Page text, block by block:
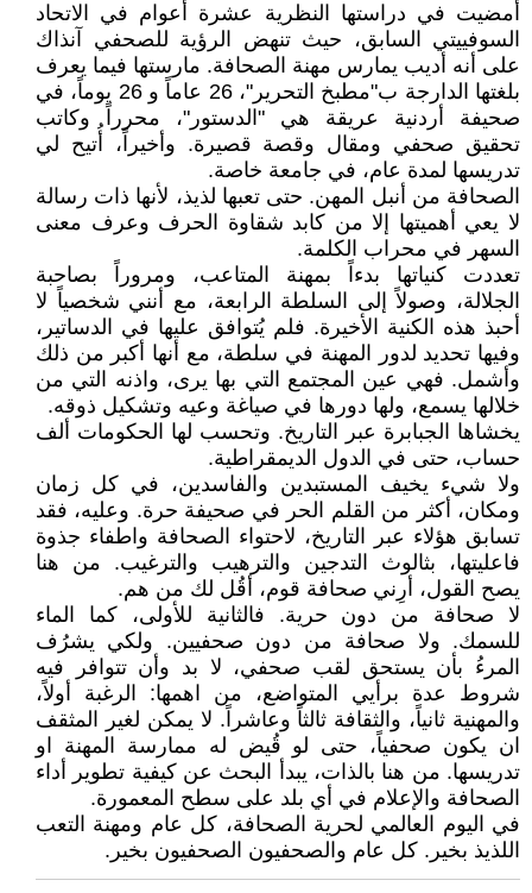
أمضيت في دراستها النظرية عشرة أعوام في الاتحاد
السوفييتي السابق، حيث تنهض الرؤية للصحفي آنذاك
على أنه أديب يمارس مهنة الصحافة. مارستها فيما يعرف
بلغتها الدارجة ب"مطبخ التحرير"، 26 عاماً و 26 يوماً، في
صحيفة أردنية عريقة هي "الدستور"، محرراً وكاتب
تحقيق صحفي ومقال وقصة قصيرة. وأخيراً، أُتيح لي
تدريسها لمدة عام، في جامعة خاصة.
الصحافة من أنبل المهن. حتى تعبها لذيذ، لأنها ذات رسالة
لا يعي أهميتها إلا من كابد شقاوة الحرف وعرف معنى
السهر في محراب الكلمة.
تعددت كنياتها بدءاً بمهنة المتاعب، ومروراً بصاحبة
الجلالة، وصولاً إلى السلطة الرابعة، مع أنني شخصياً لا
أحبذ هذه الكنية الأخيرة. فلم يُتوافق عليها في الدساتير،
وفيها تحديد لدور المهنة في سلطة، مع أنها أكبر من ذلك
وأشمل. فهي عين المجتمع التي بها يرى، واذنه التي من
خلالها يسمع، ولها دورها في صياغة وعيه وتشكيل ذوقه.
يخشاها الجبابرة عبر التاريخ. وتحسب لها الحكومات ألف
حساب، حتى في الدول الديمقراطية.
ولا شيء يخيف المستبدين والفاسدين، في كل زمان
ومكان، أكثر من القلم الحر في صحيفة حرة. وعليه، فقد
تسابق هؤلاء عبر التاريخ، لاحتواء الصحافة واطفاء جذوة
فاعليتها، بثالوث التدجين والترهيب والترغيب. من هنا
يصح القول، أرِني صحافة قوم، أقُل لك من هم.
لا صحافة من دون حرية. فالثانية للأولى، كما الماء
للسمك. ولا صحافة من دون صحفيين. ولكي يشرُف
المرءُ بأن يستحق لقب صحفي، لا بد وأن تتوافر فيه
شروط عدة برأيي المتواضع، من اهمها: الرغبة أولاً،
والمهنية ثانياً، والثقافة ثالثاً وعاشراً. لا يمكن لغير المثقف
ان يكون صحفياً، حتى لو قُيض له ممارسة المهنة او
تدريسها. من هنا بالذات، يبدأ البحث عن كيفية تطوير أداء
الصحافة والإعلام في أي بلد على سطح المعمورة.
في اليوم العالمي لحرية الصحافة، كل عام ومهنة التعب
اللذيذ بخير. كل عام والصحفيون الصحفيون بخير.